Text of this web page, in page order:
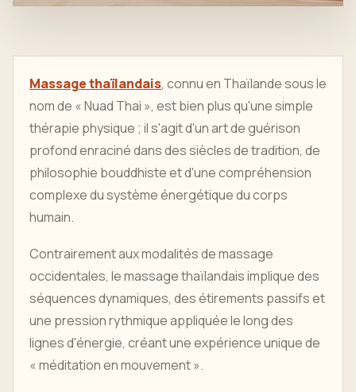
Massage thaïlandais, connu en Thaïlande sous le
nom de « Nuad Thai », est bien plus qu'une simple
thérapie physique ; il s'agit d'un art de guérison
profond enraciné dans des siècles de tradition, de
philosophie bouddhiste et d'une compréhension
complexe du système énergétique du corps
humain.
Contrairement aux modalités de massage
occidentales, le massage thaïlandais implique des
séquences dynamiques, des étirements passifs et
une pression rythmique appliquée le long des
lignes d'énergie, créant une expérience unique de
« méditation en mouvement ».